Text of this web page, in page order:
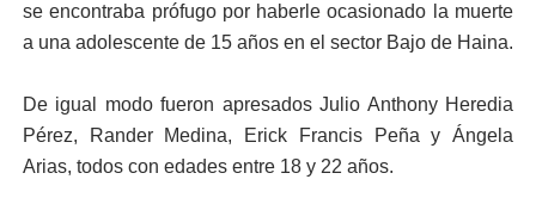
se encontraba prófugo por haberle ocasionado la muerte
a una adolescente de 15 años en el sector Bajo de Haina.
De igual modo fueron apresados Julio Anthony Heredia
Pérez, Rander Medina, Erick Francis Peña y Ángela
Arias, todos con edades entre 18 y 22 años.